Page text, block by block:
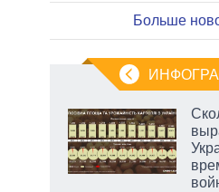
Больше